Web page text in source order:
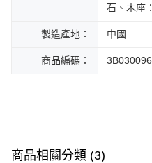
石、木座
製造產地： 中國
商品編碼：
商品相關分類 (3)